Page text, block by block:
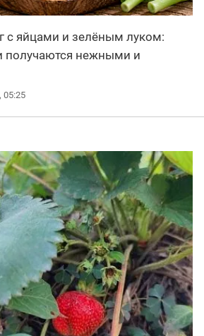
с яйцами и зелёным луком:
получаются нежными и
05:25